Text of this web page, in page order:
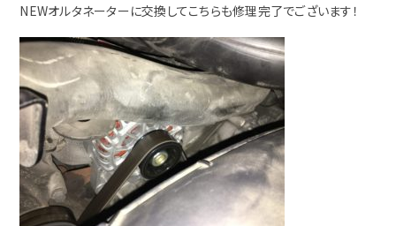
NEWオルタネーターに交換してこちらも修理完了でございます！